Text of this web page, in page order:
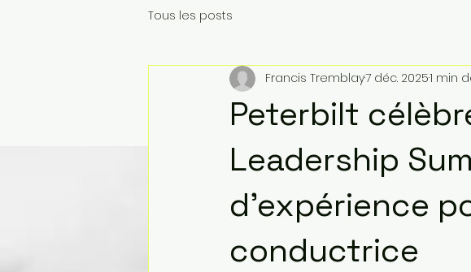
Tous les posts
Peterbilt
Leadership
d’expérience
conductrice
Francis Tremblay7 déc. 20251 min